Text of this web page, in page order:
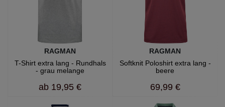
RAGMAN
T-Shirt extra lang - Rundhals
- grau melange
ab 19,95 €
RAGMAN
Softknit Poloshirt extra lang -
beere
69,99 €